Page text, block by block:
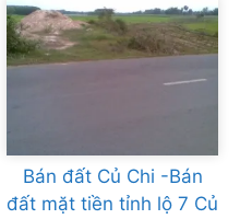
Bán đất Củ Chi -Bán
đất mặt tiền tỉnh lộ 7 Củ